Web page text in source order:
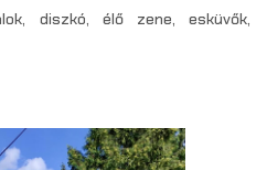
diszkó, élő zene, esküvők,